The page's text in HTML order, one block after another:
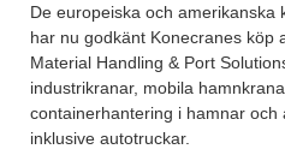
De europeiska och amerikanska
har nu godkänt Konecranes köp
Material Handling & Port
industrikranar, mobila
containerhantering i hamnar och
inklusive autotruckar.